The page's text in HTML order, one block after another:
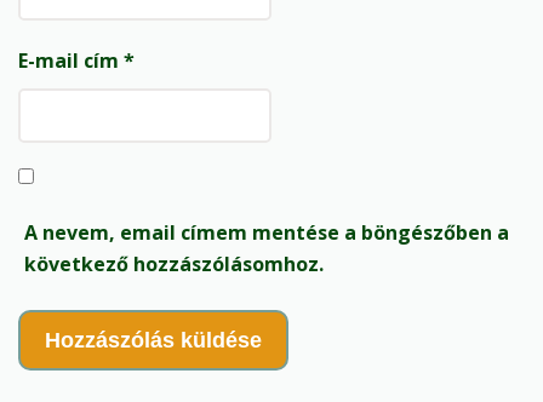
E-mail cím *
A nevem, email címem mentése a böngészőben a
következő hozzászólásomhoz.